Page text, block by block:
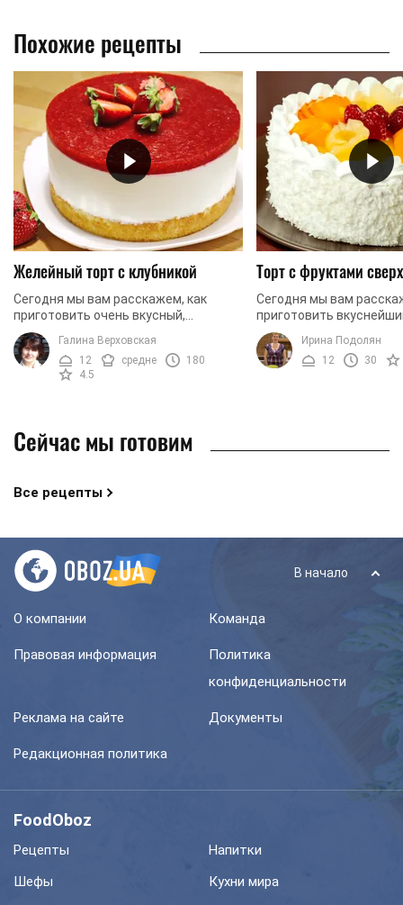
Похожие рецепты
Желейный торт с клубникой
Сегодня мы вам расскажем, как
приготовить очень вкусный,
ароматный и изысканный торт,
который сможет украсить любой
праздничный стол. Готовится торт ...
Галина Верховская
12
средне
180
4.5
Торт с фруктами
Сегодня мы вам
приготовить
праздничному
бисквитных коржей,
крема и любимых
Ирина Подолян
12
30
Сейчас мы готовим
Все рецепты
В начало
О компании Команда
Правовая информация
Политика
конфиденциальности
Реклама на сайте Документы
Редакционная политика
FoodOboz
Рецепты
Напитки
Шефы
Кухни мира